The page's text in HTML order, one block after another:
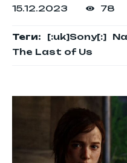
15.12.2023 78
Теги: [:uk]Sony[:]
The Last of Us